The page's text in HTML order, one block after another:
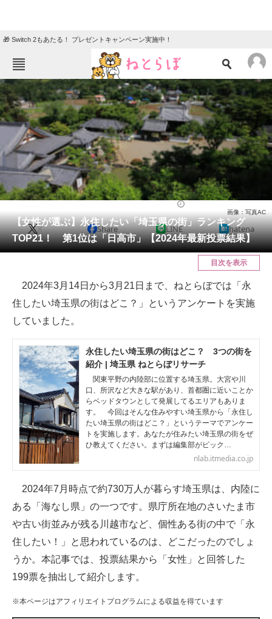
🎁 Switch 2もあたる！ プレゼントキャンペーン実施中！
ねとらぼメニュー
TOP ニュース
エンタメ クイズ
グルメ
住まい 教育・育児
動物 リサーチ
会員記事
メディア
ITの今と未来を見通す
スマホと通信の最新トレンド
進化するPCとデバイスの未来
好きが集まる 比べて選べる
ビジネスと働き方のヒント
AI活用のいまが分かる
企業ITのトレンドを詳説
マーケ×ITの今がよく分かる
企業向けIT製品の総合サイト
IT製品の技術・比較・事例
【女性が選ぶ】永住したい「埼玉県の街」ランキング
TOP21！ 第1位は「日高市」【2024年最新投票結果】
画像：写真AC
X Share LINE hatena
目次を表示
2024年3月14日から3月21日まで、ねとらぼでは「永
住したい埼玉県の街はどこ？」というアンケートを実施
していました。
永住したい埼玉県の街はどこ？ 3つの街を
紹介 | 埼玉県 ねとらぼリサーチ
関東平野の内陸部に位置する埼玉県。大宮や川
口、所沢など大きな駅があり、首都圏に近いことか
らベッドタウンとして発展してるエリアもありま
す。 今回はそんな住みやすい埼玉県から「永住し
たい埼玉県の街はどこ？」というテーマでアンケー
トを実施します。あなたが住みたい埼玉県の街をぜ
ひ教えてください。まずは編集部がピック…
nlab.itmedia.co.jp
2024年7月時点で約730万人が暮らす埼玉県は、内陸に
ある「海なし県」の一つです。県庁所在地のさいたま市
や古い街並みが残る川越市など、個性ある街の中で「永
住したい！」と思われているのは、どこだったのでしょ
うか。本記事では、投票結果から「女性」と回答した
199票を抽出して紹介します。
※本ページはアフィリエイトプログラムによる収益を得ています